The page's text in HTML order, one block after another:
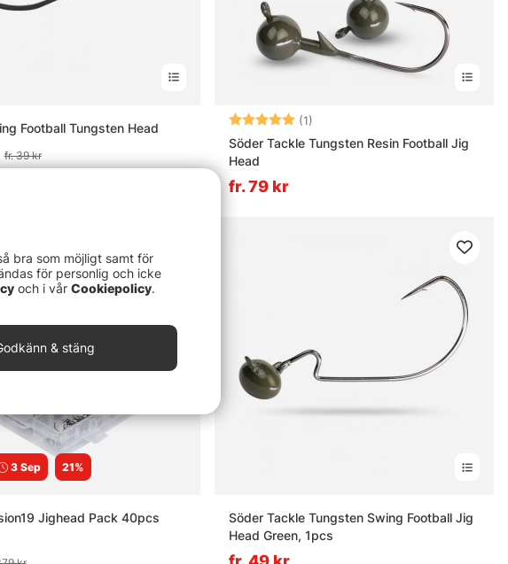
Football Tungsten Head
fr. 39 kr
Betyg: (1)
Söder Tackle Tungsten Resin Football Jig
Head
fr. 79 kr
3 Sep 21%
Jighead Pack 40pcs
Söder Tackle Tungsten Swing Football Jig
Head Green, 1pcs
bra som möjligt samt för
för personlig och icke
och i vår Cookiepolicy.
& stäng